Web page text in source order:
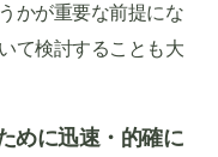
かが重要な前提にな
て検討することも大
めに迅速・的確に